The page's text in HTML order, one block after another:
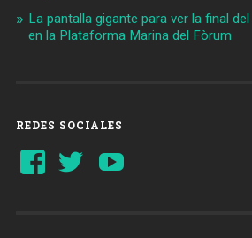
La pantalla gigante para ver la final
en la Plataforma Marina del Fòrum
REDES SOCIALES
Ver
perfil
Ver
perfil